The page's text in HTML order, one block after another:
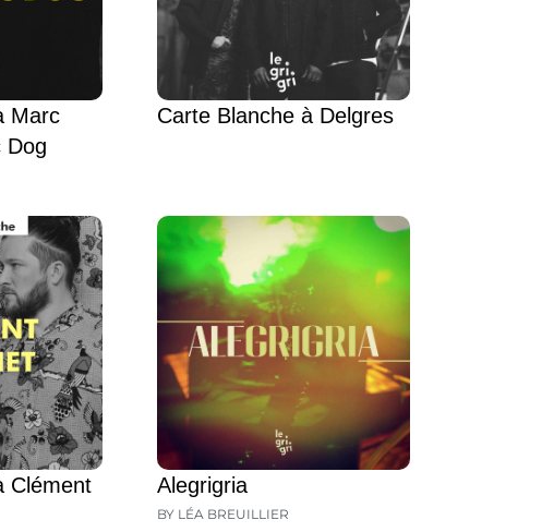
Marc
Dog
Carte Blanche à Delgres
Clément
Alegrigria
BY LÉA BREUILLIER